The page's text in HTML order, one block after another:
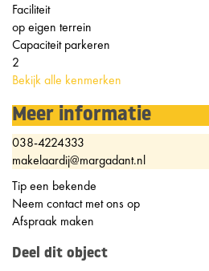
Faciliteit
op eigen terrein
Capaciteit parkeren
2
Bekijk alle kenmerken
Meer informatie
038-4224333
makelaardij@margadant.nl
Tip een bekende
Neem contact met ons op
Afspraak maken
Deel dit object